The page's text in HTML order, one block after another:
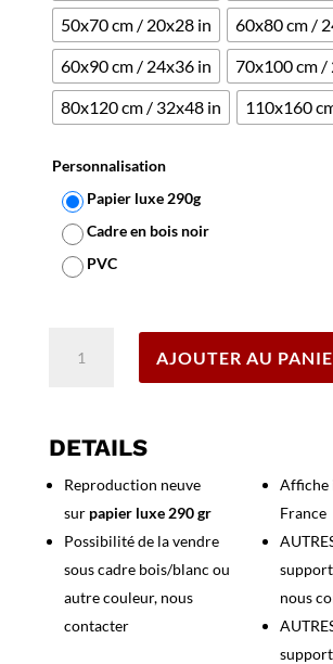
50x70 cm / 20x28 in
60x80 cm /
60x90 cm / 24x36 in
70x100 cm /
80x120 cm / 32x48 in
110x160
Personnalisation
Papier luxe 290g
Cadre en bois noir
PVC
AJOUTER AU
DETAILS
Reproduction neuve
sur papier luxe 290 gr
Possibilité de la vendre
sous cadre bois/blanc ou
autre couleur, nous
contacter
Affiche
France
nous